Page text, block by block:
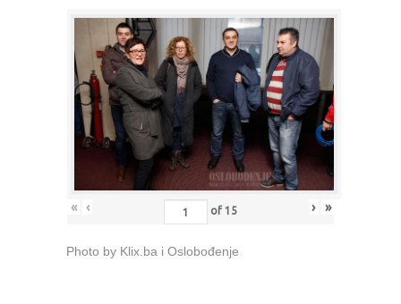
« ‹ of 15 › »
Photo by Klix.ba i Oslobođenje